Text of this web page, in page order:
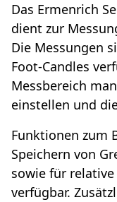
Das Ermenrich
dient zur
Die Messungen
Foot-Candles
Messbereich
einstellen und
Funktionen zum
Speichern von
sowie für
verfügbar.